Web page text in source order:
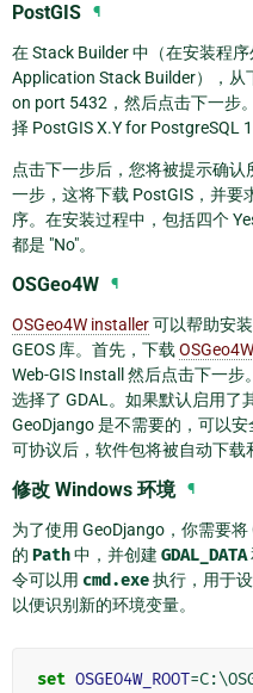
PostGIS ¶
在 Stack Builder 中（在安装程
Application Stack Builder），从
on port 5432 ，然后点击下一步
择 PostGIS X.Y for PostgreSQL
点击下一步后，您将被提示确认
一步，这将下载 PostGIS，并要
序。在安装过程中，包括四个
都是 "No"。
OSGeo4W ¶
OSGeo4W installer可以帮助安
GEOS 库。首先，下载
Web-GIS Install
然后点击下一步
选择了 GDAL。如果默认启用了
GeoDjango 是不需要的，可以
可协议后，软件包将被自动下载
修改 Windows 环境 ¶
为了使用 GeoDjango，你需要
的 Path中，并创建 GDAL_DATA
令可以用 cmd.exe执行，用于
以便识别新的环境变量。
set OSGEO4W_ROOT=